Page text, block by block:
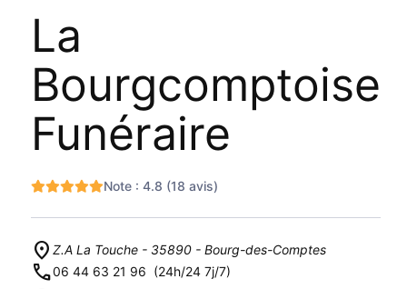
La
Bourgcomptoise
Funéraire
Note : 4.8 (18 avis)
Z.A La Touche - 35890 - Bourg-des-Comptes
06 44 63 21 96 (24h/24 7j/7)